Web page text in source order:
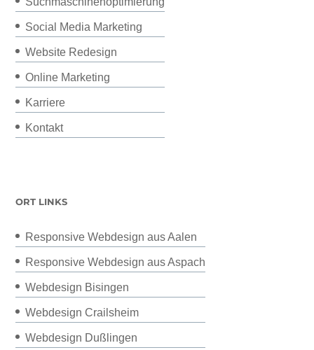
Social Media Marketing
Website Redesign
Online Marketing
Karriere
Kontakt
ORT LINKS
Responsive Webdesign aus Aalen
Responsive Webdesign aus Aspach
Webdesign Bisingen
Webdesign Crailsheim
Webdesign Dußlingen